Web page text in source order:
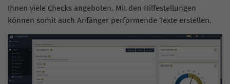
Ihnen viele Checks angeboten. Mit den Hilfestellungen
können somit auch Anfänger performende Texte erstellen.